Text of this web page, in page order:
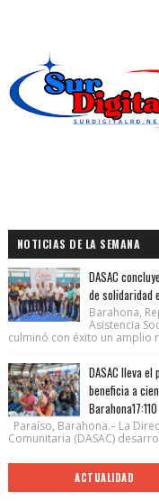
NOTICIAS DE LA SEMANA
DASAC
de solidaridad
Barahona,
Asistencia
culminó con éxito un amplio
DASAC lleva
beneficia a
Barahona17:110
Paraíso, Barahona.– La
Comunitaria (DASAC)
ACTUALIDAD